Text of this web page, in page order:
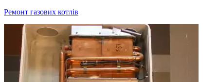
Ремонт газових котлів